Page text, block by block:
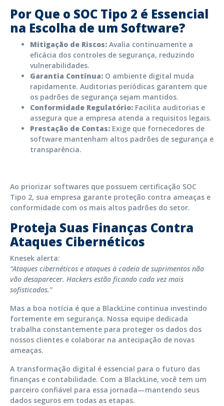
Por Que o SOC Tipo 2 é Essencial
na Escolha de um Software?
Mitigação de Riscos: Avalia continuamente a
eficácia dos controles de segurança, reduzindo
vulnerabilidades.
Garantia Contínua: O ambiente digital muda
rapidamente. Auditorias periódicas garantem que
os padrões de segurança sejam mantidos.
Conformidade Regulatório: Facilita auditorias e
assegura que a empresa atenda a requisitos legais.
Prestação de Contas: Exige que fornecedores de
software mantenham altos padrões de segurança e
transparência.
Ao priorizar softwares que possuem certificação SOC
Tipo 2, sua empresa garante proteção contra ameaças e
conformidade com os mais altos padrões do setor.
Proteja Suas Finanças Contra
Ataques Cibernéticos
Knesek alerta:
“Ataques cibernéticos e ataques à cadeia de suprimentos não
vão desaparecer. Hackers estão ficando cada vez mais
sofisticados.”
Mas a boa notícia é que a BlackLine continua investindo
fortemente em segurança. Nossa equipe dedicada
trabalha constantemente para proteger os dados dos
nossos clientes e colaborar na antecipação de novas
ameaças.
A transformação digital é essencial para o futuro das
finanças e contabilidade. Com a BlackLine, você tem um
parceiro confiável para essa jornada—mantendo seus
dados seguros em todas as etapas.